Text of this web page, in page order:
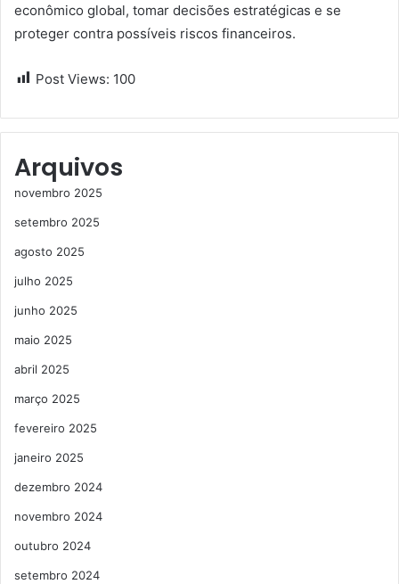
econômico global, tomar decisões estratégicas e se
proteger contra possíveis riscos financeiros.
Post Views: 100
Arquivos
novembro 2025
setembro 2025
agosto 2025
julho 2025
junho 2025
maio 2025
abril 2025
março 2025
fevereiro 2025
janeiro 2025
dezembro 2024
novembro 2024
outubro 2024
setembro 2024